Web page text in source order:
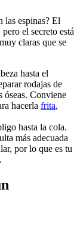
las espinas? El
el secreto está
claras que se
hasta el
rodajas de
óseas. Conviene
hacerla frita,
hasta la cola.
más adecuada
por lo que es tu